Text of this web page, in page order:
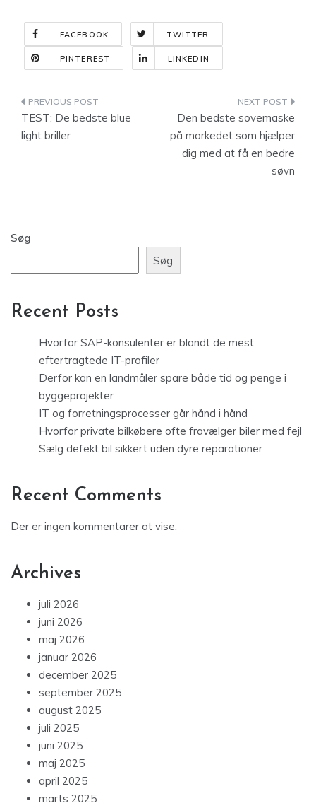
FACEBOOK TWITTER
PINTEREST LINKEDIN
Indlægsnavigation
TEST: De bedste blue
light briller
Den bedste sovemaske
på markedet som hjælper
dig med at få en bedre
søvn
Søg
Søg
Recent Posts
Hvorfor SAP-konsulenter er blandt de mest
eftertragtede IT-profiler
Derfor kan en landmåler spare både tid og penge i
byggeprojekter
IT og forretningsprocesser går hånd i hånd
Hvorfor private bilkøbere ofte fravælger biler med fejl
Sælg defekt bil sikkert uden dyre reparationer
Recent Comments
Der er ingen kommentarer at vise.
Archives
juli 2026
juni 2026
maj 2026
januar 2026
december 2025
september 2025
august 2025
juli 2025
juni 2025
maj 2025
april 2025
marts 2025